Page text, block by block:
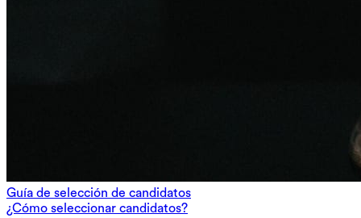
Guía de selección de candidatos
¿Cómo seleccionar candidatos?